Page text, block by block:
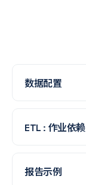
数据配置
ETL : 作业依
报告示例